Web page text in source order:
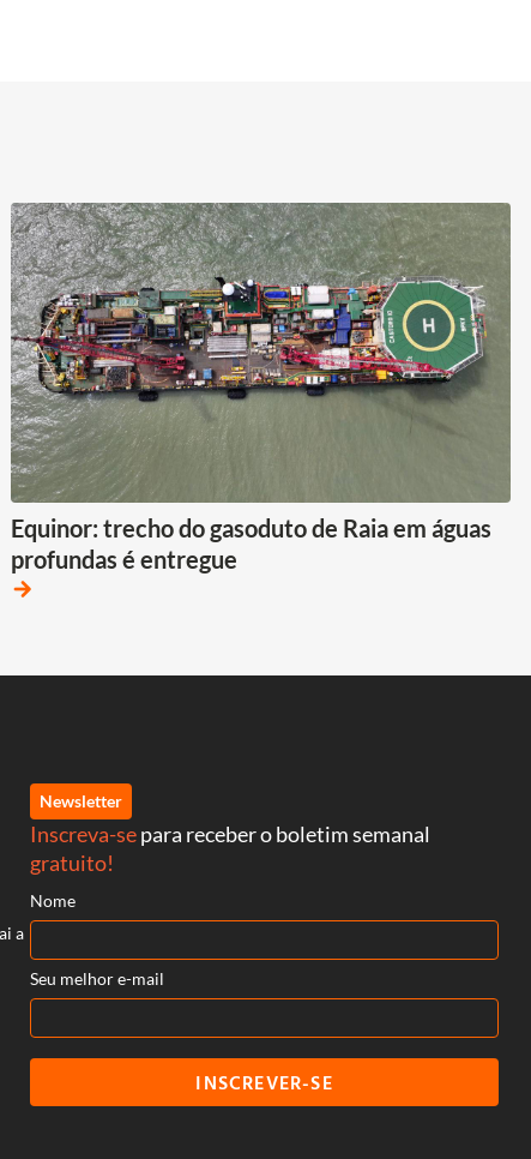
Equinor: trecho do gasoduto de Raia em águas
profundas é entregue
arrow_forward
a
Newsletter
Inscreva-separa receber o boletim semanal
gratuito!
Nome
Seu melhor e-mail
INSCREVER-SE